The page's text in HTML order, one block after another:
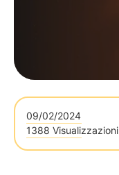
09/02/2024
1388 Visualizzazioni